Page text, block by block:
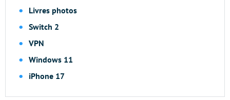
Livres photos
Switch 2
VPN
Windows 11
iPhone 17